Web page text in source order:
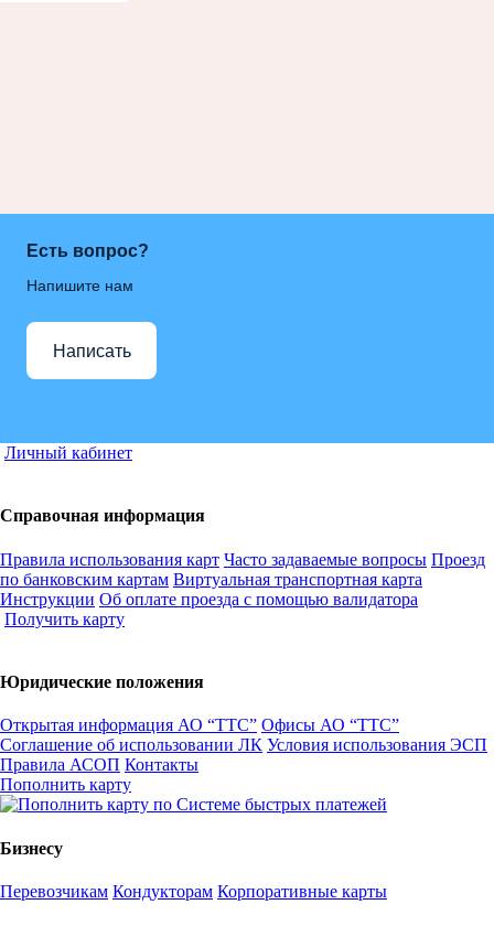
Есть вопрос?
Напишите нам
Написать
Личный кабинет
Справочная информация
Правила использования карт Часто задаваемые вопросы Проезд
по банковским картам Виртуальная транспортная карта
Инструкции Об оплате проезда с помощью валидатора
Получить карту
Юридические положения
Открытая информация АО “ТТС” Офисы АО “ТТС”
Соглашение об использовании ЛК Условия использования ЭСП
Правила АСОП Контакты
Пополнить карту
Бизнесу
Перевозчикам Кондукторам Корпоративные карты